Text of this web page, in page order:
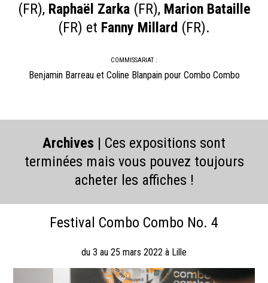
(FR), Raphaël Zarka(FR), Marion Bataille
(FR) et Fanny Millard (FR).
COMMISSARIAT :
Benjamin Barreau et Coline Blanpain pour Combo Combo
Archives | Ces expositions sont
terminées mais vous pouvez toujours
acheter les affiches !
Festival Combo Combo No. 4
du 3 au 25 mars 2022 à Lille